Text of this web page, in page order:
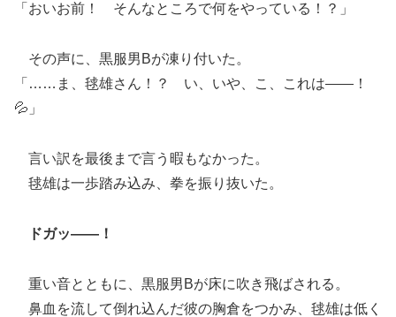
「おいお前！ そんなところで何をやっている！？」
その声に、黒服男Bが凍り付いた。
「……ま、毬雄さん！？ い、いや、こ、これは――！
💦」
言い訳を最後まで言う暇もなかった。
毬雄は一歩踏み込み、拳を振り抜いた。
ドガッ――！
重い音とともに、黒服男Bが床に吹き飛ばされる。
鼻血を流して倒れ込んだ彼の胸倉をつかみ、毬雄は低く